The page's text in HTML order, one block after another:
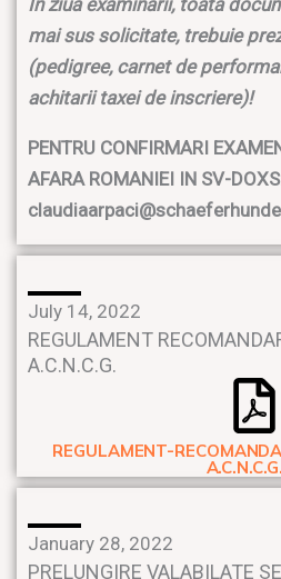
In ziua examinarii, toata
mai sus solicitate, trebuie
(pedigree, carnet de
achitarii taxei de inscriere)!
PENTRU CONFIRMARI
AFARA ROMANIEI IN SV-
July 14, 2022
REGULAMENT
A.C.N.C.G.
REGULAMENT-
A.C.N.C.G.
January 28, 2022
PRELUNGIRE VALABILATE